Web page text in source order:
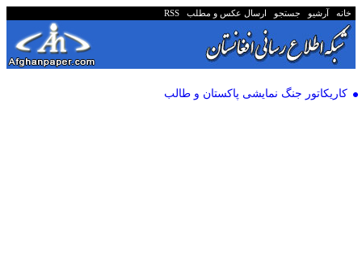
خانه آرشیو جستجو ارسال عکس و مطلب RSS
کاریکاتور جنگ نمایشی پاکستان و طالب